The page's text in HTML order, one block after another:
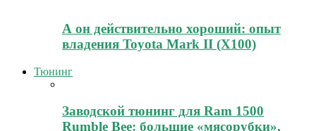
А он действительно хороший: опыт
владения Toyota Mark II (Х100)
Тюнинг
Заводской тюнинг для Ram 1500
Rumble Bee: большие «мясорубки»,